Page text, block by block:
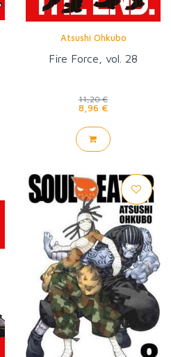
Atsushi Ohkubo
Fire Force, vol. 28
11,20 €
8,96 €